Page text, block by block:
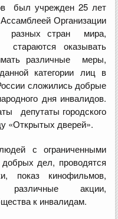
был учрежден 25 лет
Организации
разных стран мира,
оказывать
различные меры,
категории лиц в
сложились добрые
дня инвалидов.
депутаты городского
«Открытых дверей».
с ограниченными
дел, проводятся
показ кинофильмов,
акции,
к инвалидам.